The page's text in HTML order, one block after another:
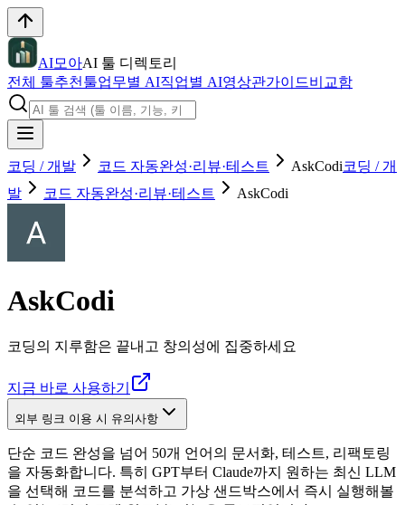
AI모아AI 툴 디렉토리
전체 툴추천툴업무별 AI직업별 AI영상관가이드비교함
코딩 / 개발 코드 자동완성·리뷰·테스트 AskCodi코딩 / 개
발
코드 자동완성·리뷰·테스트 AskCodi
AskCodi
코딩의 지루함은 끝내고 창의성에 집중하세요
지금 바로 사용하기
외부 링크 이용 시 유의사항
단순 코드 완성을 넘어 50개 언어의 문서화, 테스트, 리팩토링
을 자동화합니다. 특히 GPT부터 Claude까지 원하는 최신 LLM
을 선택해 코드를 분석하고 가상 샌드박스에서 즉시 실행해볼